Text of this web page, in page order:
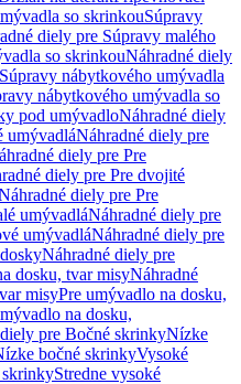
so skrinkouSúpravy
diely pre Súpravy malého
so skrinkouNáhradné diely
Súpravy nábytkového umývadla
nábytkového umývadla so
pod umývadloNáhradné diely
umývadláNáhradné diely pre
diely pre Pre
diely pre Pre dvojité
diely pre Pre
umývadláNáhradné diely pre
umývadláNáhradné diely pre
Náhradné diely pre
dosku, tvar misyNáhradné
misyPre umývadlo na dosku,
na dosku,
pre Bočné skrinkyNízke
bočné skrinkyVysoké
skrinkyStredne vysoké